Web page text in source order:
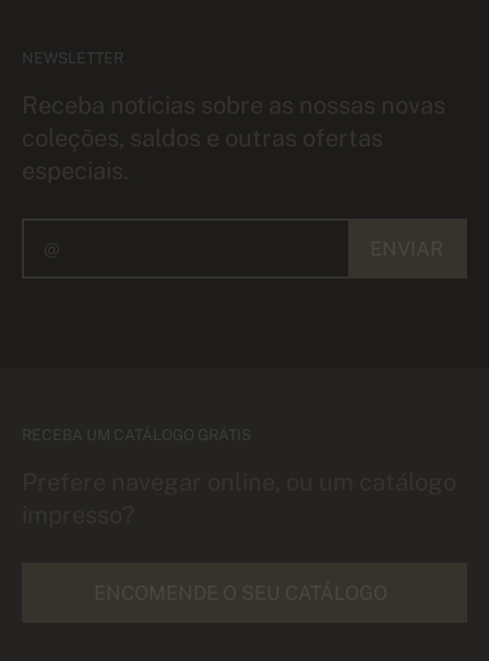
NEWSLETTER
Receba notícias sobre as nossas novas
coleções, saldos e outras ofertas
especiais.
RECEBA UM CATÁLOGO GRÁTIS